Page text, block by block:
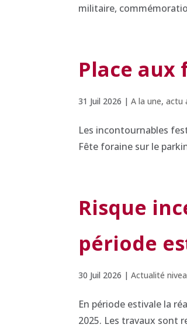
militaire,
Place aux
31 Juil 2026 |A la une,actu
Les incontournables
Fête foraine sur le
Risque
période
30 Juil 2026 |Actualité
En période estivale la
2025. Les travaux sont